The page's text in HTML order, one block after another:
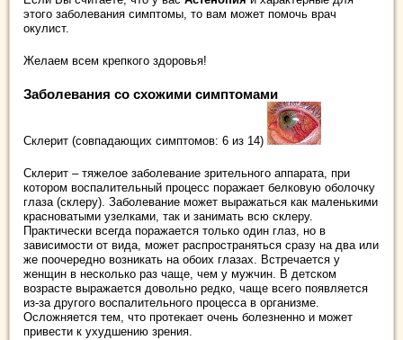
этого заболевания симптомы, то вам может помочь врач
окулист.
Желаем всем крепкого здоровья!
Заболевания со схожими симптомами
Склерит (совпадающих симптомов: 6 из 14)
Склерит – тяжелое заболевание зрительного аппарата, при
котором воспалительный процесс поражает белковую оболочку
глаза (склеру). Заболевание может выражаться как маленькими
красноватыми узелками, так и занимать всю склеру.
Практически всегда поражается только один глаз, но в
зависимости от вида, может распространяться сразу на два или
же поочередно возникать на обоих глазах. Встречается у
женщин в несколько раз чаще, чем у мужчин. В детском
возрасте выражается довольно редко, чаще всего появляется
из-за другого воспалительного процесса в организме.
Осложняется тем, что протекает очень болезненно и может
привести к ухудшению зрения.